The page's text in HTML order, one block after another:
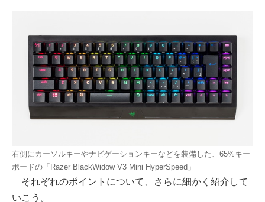
右側にカーソルキーやナビゲーションキーなどを装備した、65%キー
ボードの「Razer BlackWidow V3 Mini HyperSpeed」
それぞれのポイントについて、さらに細かく紹介して
いこう。